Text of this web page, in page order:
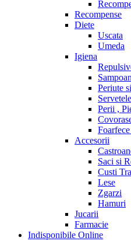
Recompense
Diete
Uscata
Umeda
Igiena
Periute
Perii ,
Accesorii
Saci si
Custi
Lese
Zgarzi
Hamuri
Jucarii
Farmacie
Indisponibile Online